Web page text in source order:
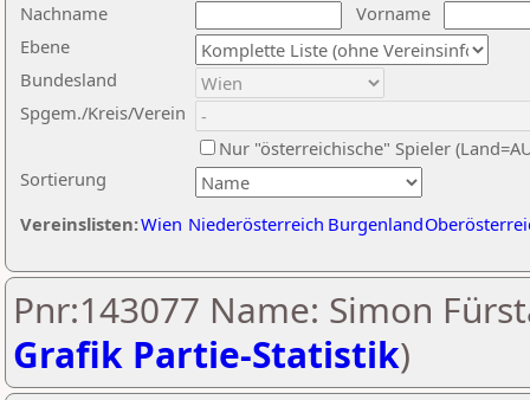
Nachname
Vorname
Ebene
Sortierung
Bundesland
Spgem./Kreis/Verein
Nur "österreichische" Spieler
Vereinslisten:Wien Niederösterreich Burgenland
Pnr:143077 Name: Simon
Grafik Partie-Statistik)